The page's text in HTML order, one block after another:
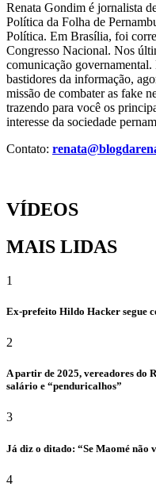
Renata Gondim é jornalista
Política da Folha de
Política. Em Brasília, foi
Congresso Nacional. Nos
comunicação
bastidores da informação,
missão de combater as fake
trazendo para você os
interesse da sociedade
Contato:
VÍDEOS
MAIS LIDAS
1
Ex-prefeito Hildo Hacker segue
2
A partir de 2025, vereadores do
salário e “penduricalhos”
3
Já diz o ditado: “Se Maomé não
4